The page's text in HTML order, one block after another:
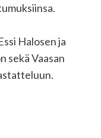
Halosen ja
sekä Vaasan